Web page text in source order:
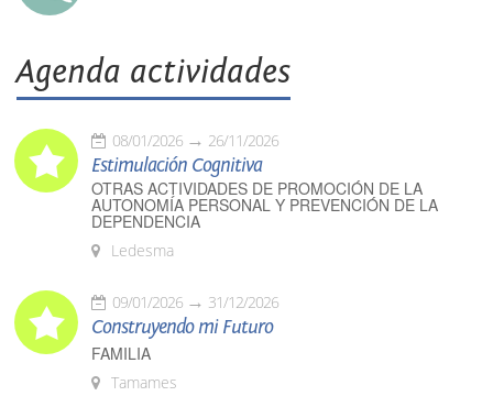
Agenda actividades
08/01/2026 26/11/2026
Estimulación Cognitiva
OTRAS ACTIVIDADES DE PROMOCIÓN DE LA
AUTONOMÍA PERSONAL Y PREVENCIÓN DE LA
DEPENDENCIA
Ledesma
09/01/2026 31/12/2026
Construyendo mi Futuro
FAMILIA
Tamames